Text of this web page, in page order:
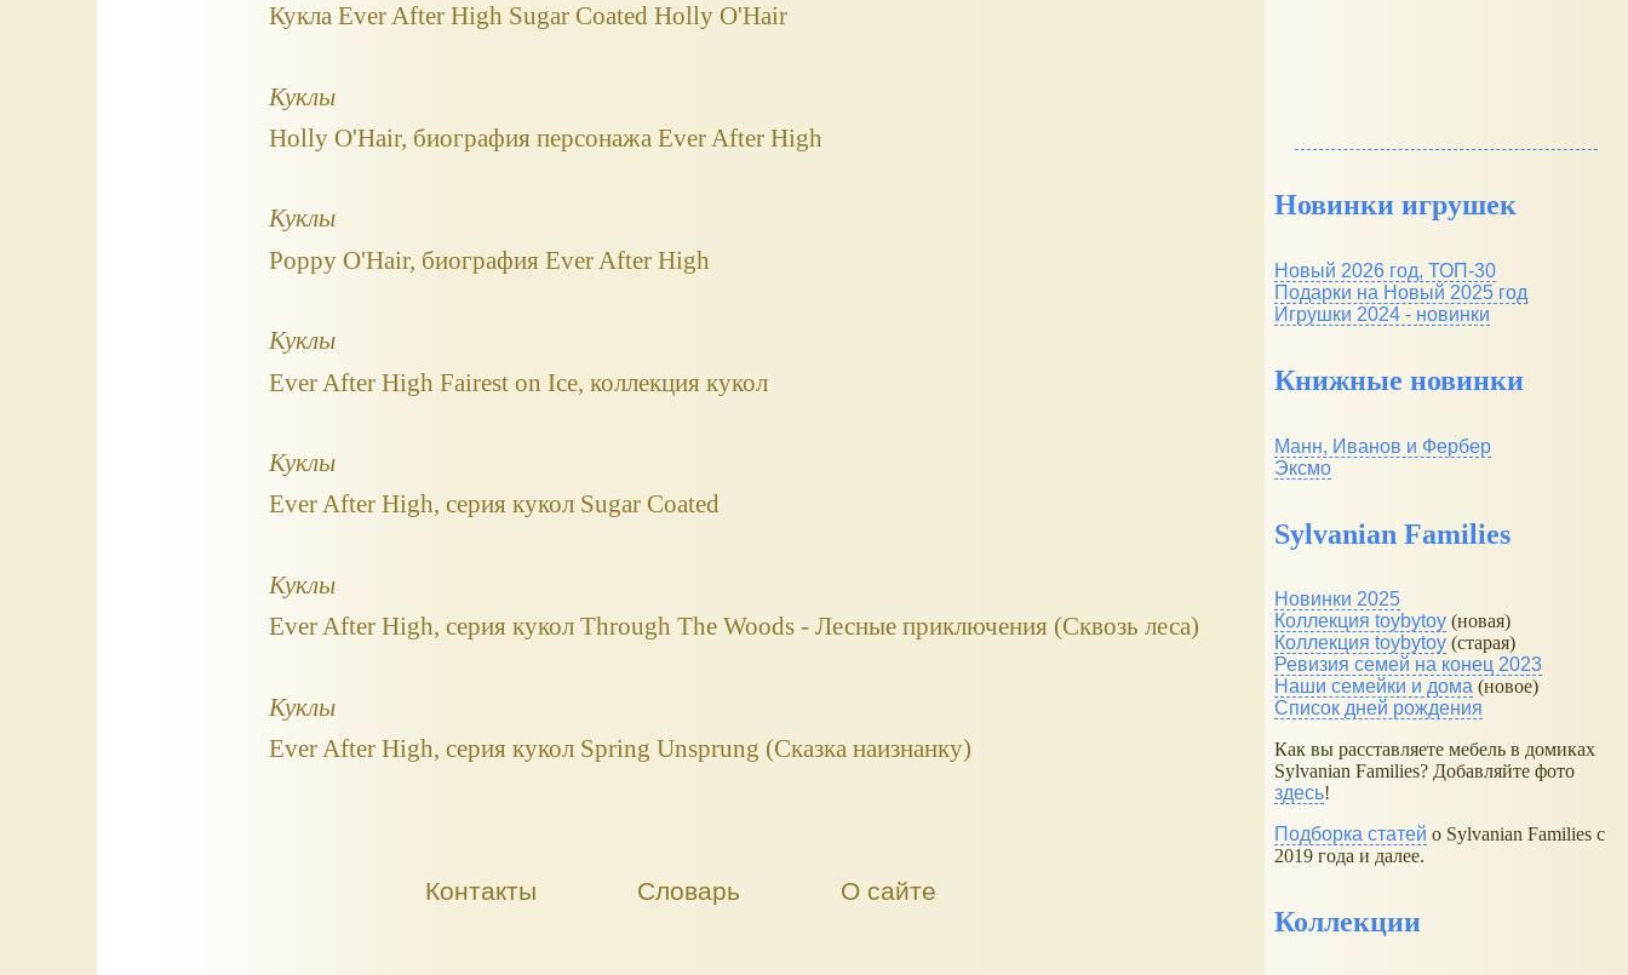
Кукла Ever After High Sugar Coated Holly O'Hair
Куклы
Holly O'Hair, биография персонажа Ever After High
Куклы
Poppy O'Hair, биография Ever After High
Куклы
Ever After High Fairest on Ice, коллекция кукол
Куклы
Ever After High, серия кукол Sugar Coated
Куклы
Ever After High, серия кукол Through The Woods - Лесные приключения (Сквозь леса)
Куклы
Ever After High, серия кукол Spring Unsprung (Сказка наизнанку)
Контакты Словарь О сайте
Новинки игрушек
Новый 2026 год, ТОП-30
Подарки на Новый 2025 год
Игрушки 2024 - новинки
Книжные новинки
Манн, Иванов и Фербер
Эксмо
Sylvanian Families
Новинки 2025
Коллекция toybytoy (новая)
Коллекция toybytoy (старая)
Ревизия семей на конец 2023
Наши семейки и дома (новое)
Список дней рождения
Как вы расставляете мебель в домиках
Sylvanian Families? Добавляйте фото
здесь!
Подборка статей о Sylvanian Families с
2019 года и далее.
Коллекции